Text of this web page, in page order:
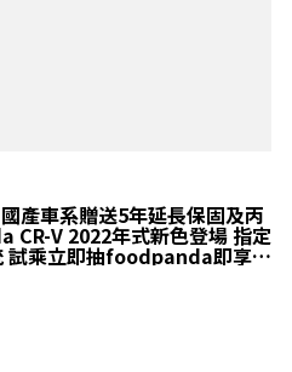
產車系贈送5年延長保固及丙
CR-V 2022年式新色登場 指定
試乘立即抽foodpanda即享劵
13活動起跑